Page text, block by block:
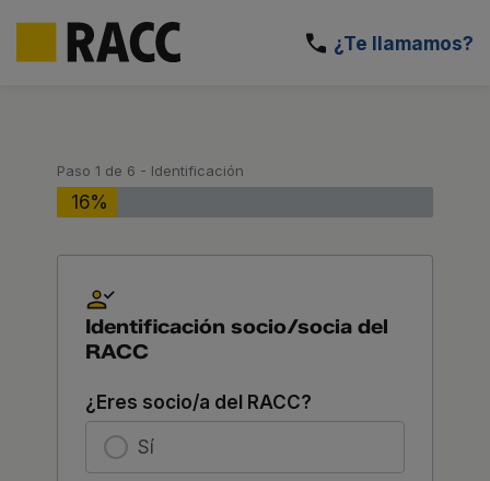
contenido
¿Te llamamos?
Paso 1 de 6 - Identificación
16%
Identificación socio/socia del
RACC
¿Eres socio/a del RACC?
Sí